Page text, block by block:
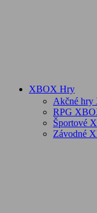
XBOX Hry
Akčné hry
RPG
Športové
Závodné